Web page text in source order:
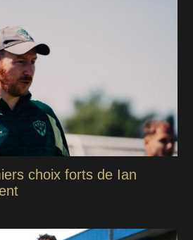
choix forts de Ian